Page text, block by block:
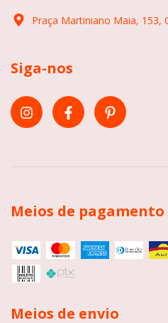
Praça Martiniano Maia, 153,
Siga-nos
Meios de pagamento
Meios de envio